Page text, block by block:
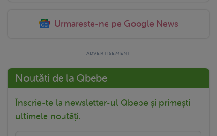
Urmareste-ne pe Google News
Noutăți de la Qbebe
Înscrie-te la newsletter-ul Qbebe și primești
ultimele noutăți.